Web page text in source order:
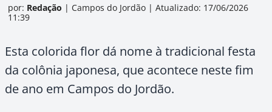
por: Redação | Campos do Jordão | Atualizado: 17/06/2026
11:39
Esta colorida flor dá nome à tradicional festa
da colônia japonesa, que acontece neste fim
de ano em Campos do Jordão.